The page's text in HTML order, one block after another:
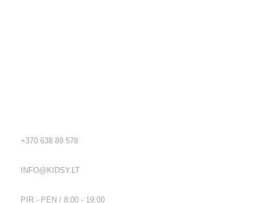
+370 638 89 578
INFO@KIDSY.LT
PIR - PEN / 8:00 - 19:00